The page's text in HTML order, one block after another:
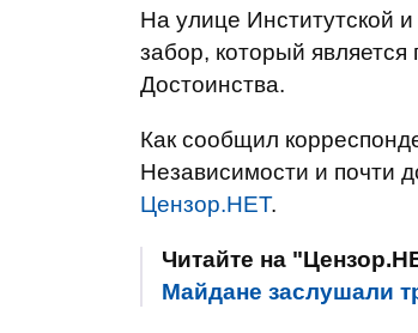
На улице Институтской
забор, который
Достоинства.
Как сообщил
Независимости и почти
Цензор.НЕТ.
Читайте на
Майдане заслушали